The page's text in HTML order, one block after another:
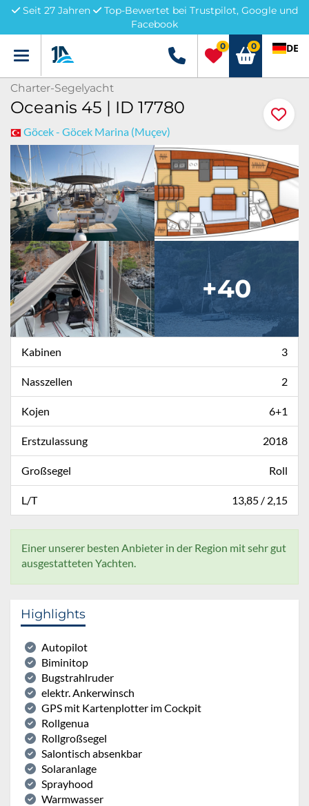
Seit 27 Jahren
Top-Bewertet bei Trustpilot, Google und
Facebook
Menü +49 5741 3222690
0 0 DE
Charter-Segelyacht
Oceanis 45 | ID 17780
Göcek - Göcek Marina (Muçev)
+40
Kabinen 3
Nasszellen 2
Kojen 6+1
Erstzulassung 2018
Großsegel Roll
L/T 13,85 / 2,15
Einer unserer besten Anbieter in der Region mit sehr gut
ausgestatteten Yachten.
Highlights
Autopilot
Biminitop
Bugstrahlruder
elektr. Ankerwinsch
GPS mit Kartenplotter im Cockpit
Rollgenua
Rollgroßsegel
Salontisch absenkbar
Solaranlage
Sprayhood
Warmwasser